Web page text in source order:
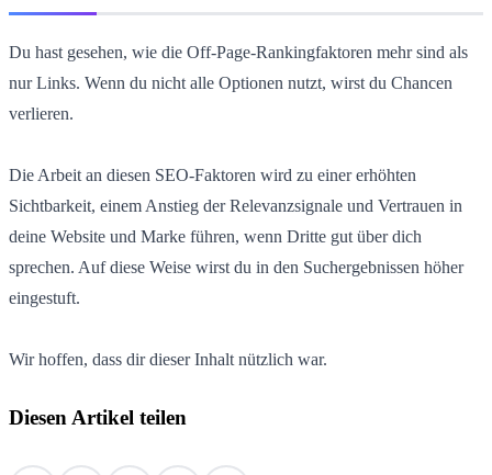
Du hast gesehen, wie die Off-Page-Rankingfaktoren mehr sind als
nur Links. Wenn du nicht alle Optionen nutzt, wirst du Chancen
verlieren.
Die Arbeit an diesen SEO-Faktoren wird zu einer erhöhten
Sichtbarkeit, einem Anstieg der Relevanzsignale und Vertrauen in
deine Website und Marke führen, wenn Dritte gut über dich
sprechen. Auf diese Weise wirst du in den Suchergebnissen höher
eingestuft.
Wir hoffen, dass dir dieser Inhalt nützlich war.
Diesen Artikel teilen